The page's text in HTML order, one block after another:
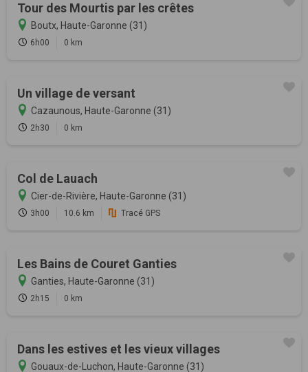
Tour des Mourtis par les crêtes
Boutx, Haute-Garonne (31)
6h00 0 km
Un village de versant
Cazaunous, Haute-Garonne (31)
2h30 0 km
Col de Lauach
Cier-de-Rivière, Haute-Garonne (31)
3h00 10.6 km Tracé GPS
Les Bains de Couret Ganties
Ganties, Haute-Garonne (31)
2h15 0 km
Dans les estives et les vieux villages
Gouaux-de-Luchon, Haute-Garonne (31)